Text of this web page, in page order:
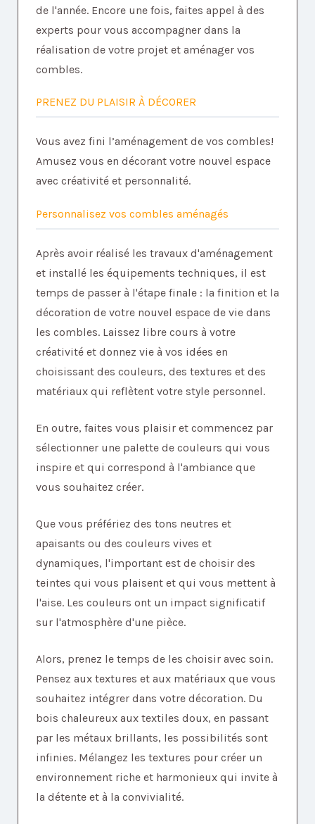
de l'année. Encore une fois, faites appel à des
experts pour vous accompagner dans la
réalisation de votre projet et aménager vos
combles.
PRENEZ DU PLAISIR À DÉCORER
Vous avez fini l’aménagement de vos combles!
Amusez vous en décorant votre nouvel espace
avec créativité et personnalité.
Personnalisez vos combles aménagés
Après avoir réalisé les travaux d'aménagement
et installé les équipements techniques, il est
temps de passer à l'étape finale : la finition et la
décoration de votre nouvel espace de vie dans
les combles. Laissez libre cours à votre
créativité et donnez vie à vos idées en
choisissant des couleurs, des textures et des
matériaux qui reflètent votre style personnel.
En outre, faites vous plaisir et commencez par
sélectionner une palette de couleurs qui vous
inspire et qui correspond à l'ambiance que
vous souhaitez créer.
Que vous préfériez des tons neutres et
apaisants ou des couleurs vives et
dynamiques, l'important est de choisir des
teintes qui vous plaisent et qui vous mettent à
l'aise. Les couleurs ont un impact significatif
sur l'atmosphère d'une pièce.
Alors, prenez le temps de les choisir avec soin.
Pensez aux textures et aux matériaux que vous
souhaitez intégrer dans votre décoration. Du
bois chaleureux aux textiles doux, en passant
par les métaux brillants, les possibilités sont
infinies. Mélangez les textures pour créer un
environnement riche et harmonieux qui invite à
la détente et à la convivialité.